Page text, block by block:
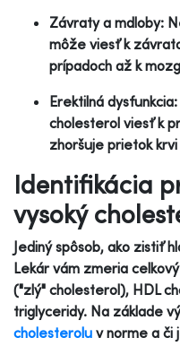
Závraty a mdloby:
môže viesť k
prípadoch až k
Erektilná
cholesterol viesť k
zhoršuje prietok
Identifikácia
vysoký
Jediný spôsob, ako zistiť
Lekár vám zmeria
("zlý" cholesterol), HDL
triglyceridy. Na základe
cholesterolu v norme a či